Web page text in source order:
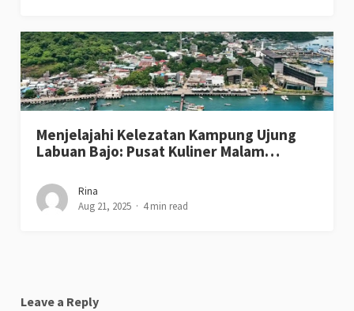
Menjelajahi Kelezatan Kampung Ujung
Labuan Bajo: Pusat Kuliner Malam…
Rina
Aug 21, 2025
4 min read
Leave a Reply